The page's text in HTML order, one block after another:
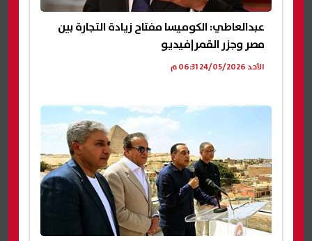
عبدالعاطي: الكوميسا مفتاح زيادة التجارة بين
مصر وجزر القمر|فيديو
الأحد 24/05/2026 06:31 م